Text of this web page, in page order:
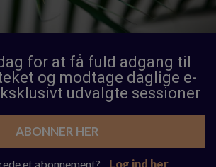
for at få fuld adgang til
og modtage daglige e-
udvalgte sessioner
ABONNER HER
et abonnement? Log ind her